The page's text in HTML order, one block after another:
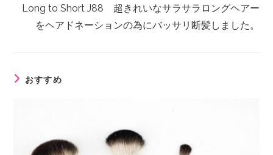
Long to Short J88 超きれいなサラサラロングヘアー
をヘアドネーションの為にバッサリ断髪しました。
おすすめ